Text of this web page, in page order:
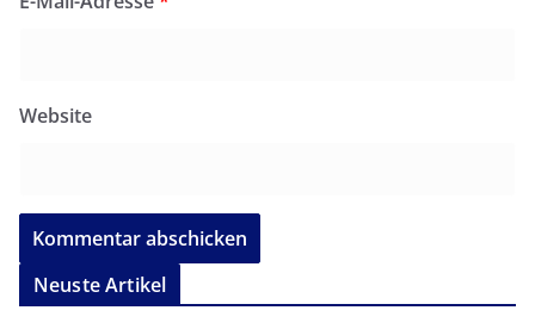
Website
Neuste Artikel